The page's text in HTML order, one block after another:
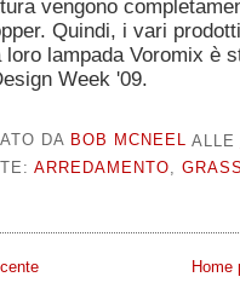
vengono
Quindi, i vari
loro lampada Voromix è
Week '09.
DA BOB MCNEEL ALLE
ARREDAMENTO,
Home